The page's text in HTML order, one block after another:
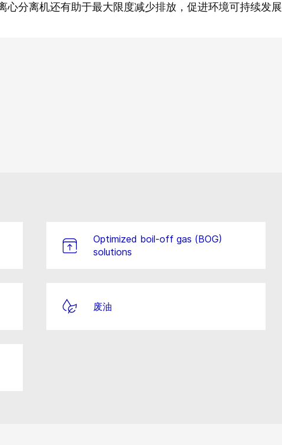
心分离机还有助于最大限度减少排放，促进环境可持续发展
Optimized boil-off gas (BOG)
solutions
废油